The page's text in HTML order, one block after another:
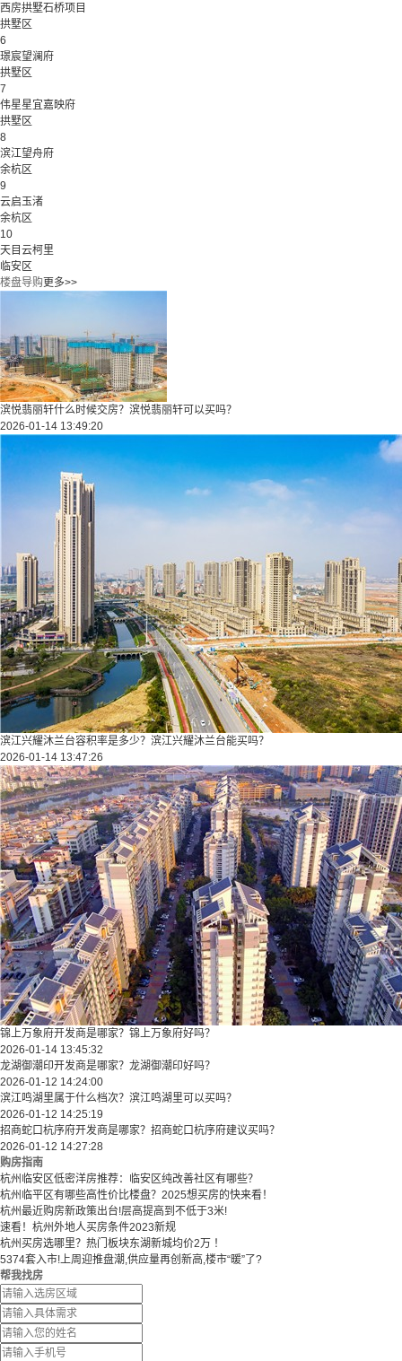
西房拱墅石桥项目
拱墅区
6
璟宸望澜府
拱墅区
7
伟星星宜嘉映府
拱墅区
8
滨江望舟府
余杭区
9
云启玉渚
余杭区
10
天目云柯里
临安区
楼盘导购更多>>
滨悦翡丽轩什么时候交房？滨悦翡丽轩可以买吗？
2026-01-14 13:49:20
滨江兴耀沐兰台容积率是多少？滨江兴耀沐兰台能买吗？
2026-01-14 13:47:26
锦上万象府开发商是哪家？锦上万象府好吗？
2026-01-14 13:45:32
龙湖御潮印开发商是哪家？龙湖御潮印好吗？
2026-01-12 14:24:00
滨江鸣湖里属于什么档次？滨江鸣湖里可以买吗？
2026-01-12 14:25:19
招商蛇口杭序府开发商是哪家？招商蛇口杭序府建议买吗？
2026-01-12 14:27:28
购房指南
杭州临安区低密洋房推荐：临安区纯改善社区有哪些？
​​杭州临平区有哪些高性价比楼盘？2025想买房的快来看！​
杭州最近购房新政策出台!层高提高到不低于3米!
速看！杭州外地人买房条件2023新规
杭州买房选哪里？热门板块东湖新城均价2万 ！
5374套入市!上周迎推盘潮,供应量再创新高,楼市“暖”了?
帮我找房